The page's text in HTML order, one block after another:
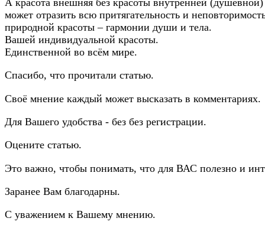
может отразить всю притягательность и
природной красоты – гармонии души и тела.
Вашей индивидуальной красоты.
Единственной во всём мире.
Спасибо, что прочитали статью.
Своё мнение каждый может высказать в комментариях.
Для Вашего удобства - без без регистрации.
Оцените статью.
Это важно, чтобы понимать, что для ВАС полезно и
Заранее Вам благодарны.
С уважением к Вашему мнению.